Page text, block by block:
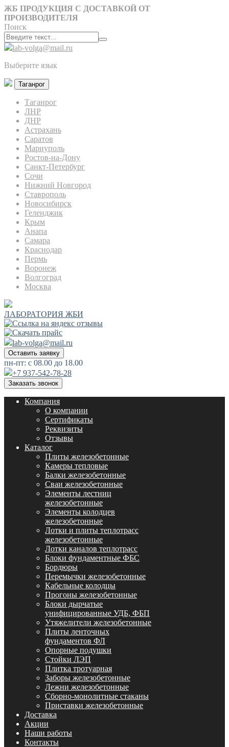
ЖБ ПРОДУКЦИЯ С ДОСТАВКОЙ ОТ
ПРОИЗВОДИТЕЛЯ
Поиск
lab-volga@mail.ru
Выберите язык
Таганрог
Таганрог
ЛНР
ДНР
Астрахань
Саратов
Мариуполь
Ростов-на-Дону
Санкт-Петербург
Сочи
Нижний Новгород
Ставрополь
Новосибирск
Геленджик
Крым
Анапа
Самара
Краснодар
Пермь
Воронеж
Волгоград
Москва
ЛАБОРАТОРИЯ ЖБИ
lab-volga@mail.ru
Оставить заявку
пн-пт: с 08.00 до 18.00
+7 937-542-78-28
Заказать звонок
Компания
О компании
Сертификаты
Реквизиты
Отзывы
Каталог
Плиты железобетонные
Камеры тепловые
Балки железобетонные
Сваи железобетонные
Элементы лестниц
железобетонные
Элементы колодцев
железобетонные
Лотки и плиты теплотрасс
железобетонные
Лотки каналов теплотрасс
Блоки фундаментные ФБС
Бордюры
Перемычки железобетонные
Кабельные колодцы
Прогоны железобетонные
Блоки дырчатые
унифицированные УДБ, ФБП
Утяжелители железобетонные
Плиты ленточных
фундаментов ФЛ
Опорные подушки
Стойки ЛЭП
Плитка тротуарная
Заборы железобетонные
Лежни железобетонные
Сборно-монолитные стаканы
Приставки железобетонные
Доставка
Акции
Наши работы
Контакты